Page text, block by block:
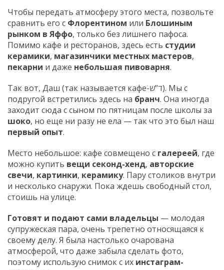
Чтобы передать атмосферу этого места, позвольте
сравнить его с Флорентином или Блошиным
рынком в Яффо, только без лишнего пафоса.
Помимо кафе и ресторанов, здесь есть студии
керамики, магазинчики местных мастеров,
пекарни и даже небольшая пивоварня.
Так вот, Даш (так называется кафе-ד”ש). Мы с
подругой встретились здесь на бранч. Она иногда
заходит сюда с сыном по пятницам после школы за
шоко, но еще ни разу не ела — так что это был наш
первый опыт.
Место небольшое: кафе совмещено с галереей, где
можно купить вещи секонд-хенд, авторские
свечи, картинки, керамику. Пару столиков внутри
и несколько снаружи. Пока ждешь свободный стол,
стоишь на улице.
Готовят и подают сами владельцы — молодая
супружеская пара, очень трепетно относящаяся к
своему делу. Я была настолько очарована
атмосферой, что даже забыла сделать фото,
поэтому использую снимок с их инстаграм-